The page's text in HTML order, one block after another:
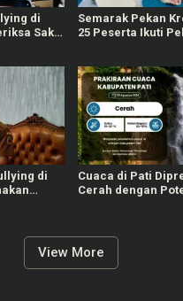
di
Saksi
Semarak Pekan
25 Peserta Ikuti
di
Cuaca di Pati
Cerah dengan
View More